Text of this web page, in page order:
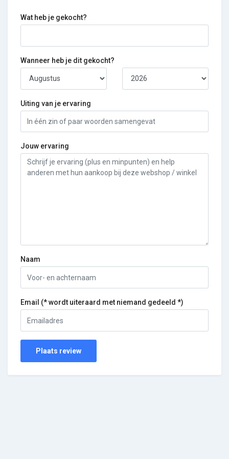
Wat heb je gekocht?
Wanneer heb je dit gekocht?
Uiting van je ervaring
Jouw ervaring
Naam
Email (* wordt uiteraard met niemand gedeeld *)
Plaats review